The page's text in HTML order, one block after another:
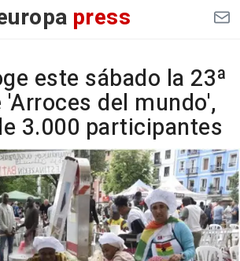
press
este sábado la 23ª
del mundo',
3.000 participantes